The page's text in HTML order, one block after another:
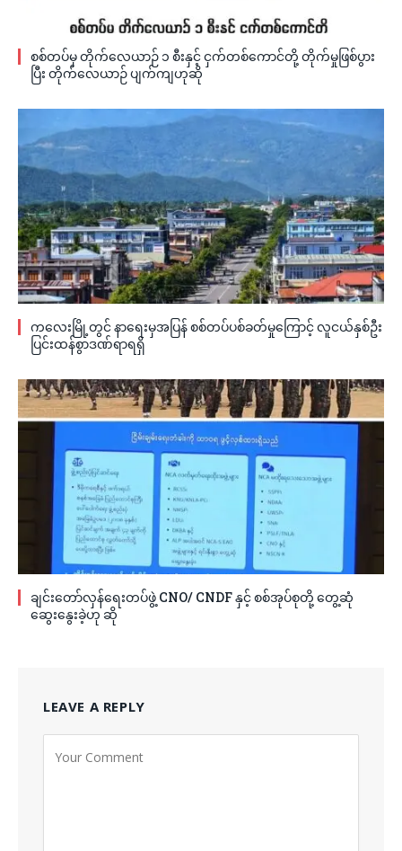
စစ်တပ်မှ တိုက်လေယာဉ် ၁ စီးနှင့် ငှက်တစ်ကောင်တို့ တိုက်မှုဖြစ်ပွား
ပြီး တိုက်လေယာဉ် ပျက်ကျဟုဆို
ကလေးမြို့တွင် နာရေးမှအပြန် စစ်တပ်ပစ်ခတ်မှုကြောင့် လူငယ်နှစ်ဦး
ပြင်းထန်စွာဒဏ်ရာရရှိ
ချင်းတော်လှန်ရေးတပ်ဖွဲ့ CNO/ CNDF နှင့် စစ်အုပ်စုတို့ တွေ့ဆုံ
ဆွေးနွေးခဲ့ဟု ဆို
LEAVE A REPLY